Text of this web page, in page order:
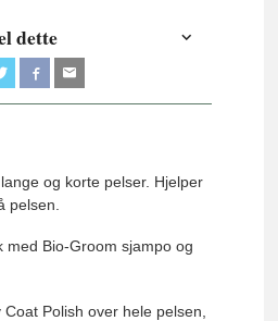
dette
og korte pelser. Hjelper
pelsen.
med Bio-Groom sjampo og
Polish over hele pelsen,